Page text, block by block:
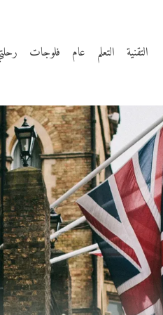
فلوجات عام التعلم التقنية